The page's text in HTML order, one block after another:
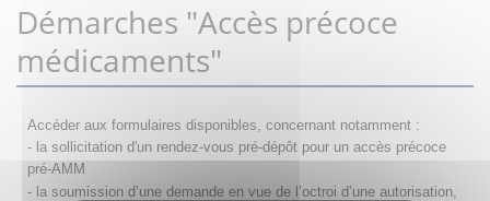
Démarches "Accès précoce
médicaments"
Accéder aux formulaires disponibles, concernant notamment :
- la sollicitation d'un rendez-vous pré-dépôt pour un accès précoce
pré-AMM
- la soumission d’une demande en vue de l’octroi d’une autorisation,